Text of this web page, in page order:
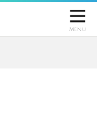

Menu